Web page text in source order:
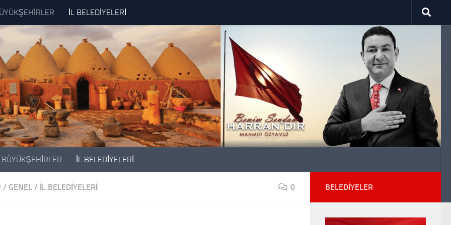
İL BELEDİYELERİ
BÜYÜKŞEHİRLER İL BELEDİYELERİ
/ GENEL / İL BELEDİYELERİ 0 BELEDIYELER